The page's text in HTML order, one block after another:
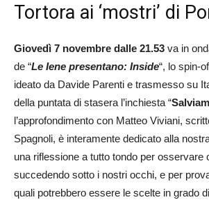
Tortora ai ‘mostri’ di
Giovedì 7 novembre dalle 21.53 va in
de “Le Iene presentano: Inside“, lo spin-
ideato da Davide Parenti e trasmesso su
della puntata di stasera l’inchiesta “
l’approfondimento con Matteo Viviani,
Spagnoli, è interamente dedicato alla
una riflessione a tutto tondo per osservare
succedendo sotto i nostri occhi, e per
quali potrebbero essere le scelte in grado